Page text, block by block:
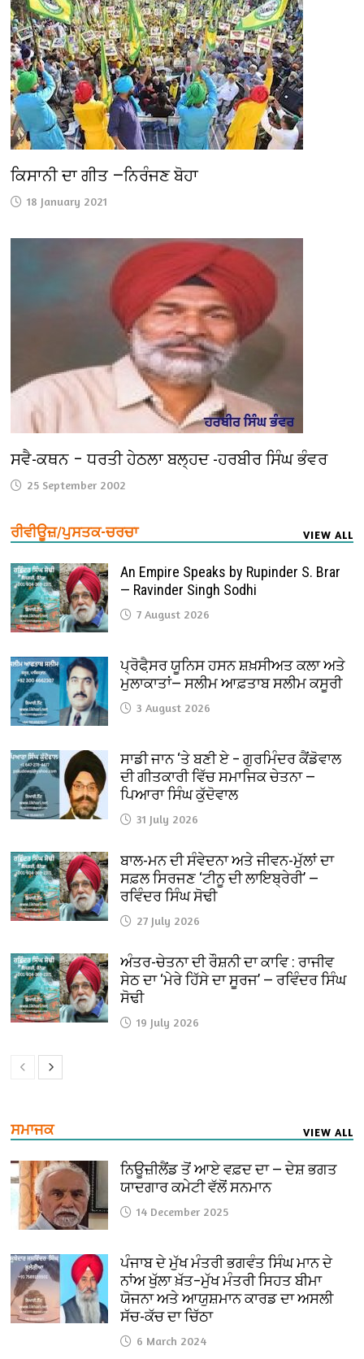
ਕਿਸਾਨੀ ਦਾ ਗੀਤ —ਨਿਰੰਜਣ ਬੋਹਾ
18 January 2021
ਸਵੈ-ਕਥਨ – ਧਰਤੀ ਹੇਠਲਾ ਬਲ੍ਹਦ -ਹਰਬੀਰ ਸਿੰਘ ਭੰਵਰ
25 September 2002
ਰੀਵੀਊਜ਼/ਪੁਸਤਕ-ਚਰਚਾ VIEW ALL
An Empire Speaks by Rupinder S. Brar
— Ravinder Singh Sodhi
7 August 2026
ਪ੍ਰੋਫੈ਼ਸਰ ਯੂਨਿਸ ਹਸਨ ਸ਼ਖ਼ਸੀਅਤ ਕਲਾ ਅਤੇ
ਮੁਲਾਕਾਤਾਂ— ਸਲੀਮ ਆਫ਼ਤਾਬ ਸਲੀਮ ਕਸੂਰੀ
3 August 2026
ਸਾਡੀ ਜਾਨ ‘ਤੇ ਬਣੀ ਏ – ਗੁਰਮਿੰਦਰ ਕੈਂਡੋਵਾਲ
ਦੀ ਗੀਤਕਾਰੀ ਵਿੱਚ ਸਮਾਜਿਕ ਚੇਤਨਾ —
ਪਿਆਰਾ ਸਿੰਘ ਕੁੱਦੋਵਾਲ
31 July 2026
ਬਾਲ-ਮਨ ਦੀ ਸੰਵੇਦਨਾ ਅਤੇ ਜੀਵਨ-ਮੁੱਲਾਂ ਦਾ
ਸਫ਼ਲ ਸਿਰਜਣ ‘ਟੀਨੂ ਦੀ ਲਾਇਬ੍ਰੇਰੀ’ —
ਰਵਿੰਦਰ ਸਿੰਘ ਸੋਢੀ
27 July 2026
ਅੰਤਰ-ਚੇਤਨਾ ਦੀ ਰੌਸ਼ਨੀ ਦਾ ਕਾਵਿ : ਰਾਜੀਵ
ਸੇਠ ਦਾ ‘ਮੇਰੇ ਹਿੱਸੇ ਦਾ ਸੂਰਜ’ — ਰਵਿੰਦਰ ਸਿੰਘ
ਸੋਢੀ
19 July 2026
ਸਮਾਜਕ VIEW ALL
ਨਿਊਜ਼ੀਲੈਂਡ ਤੋਂ ਆਏ ਵਫ਼ਦ ਦਾ — ਦੇਸ਼ ਭਗਤ
ਯਾਦਗਾਰ ਕਮੇਟੀ ਵੱਲੋਂ ਸਨਮਾਨ
14 December 2025
ਪੰਜਾਬ ਦੇ ਮੁੱਖ ਮੰਤਰੀ ਭਗਵੰਤ ਸਿੰਘ ਮਾਨ ਦੇ
ਨਾਂਅ ਖੁੱਲਾ ਖ਼ੱਤ–ਮੁੱਖ ਮੰਤਰੀ ਸਿਹਤ ਬੀਮਾ
ਯੋਜਨਾ ਅਤੇ ਆਯੁਸ਼ਮਾਨ ਕਾਰਡ ਦਾ ਅਸਲੀ
ਸੱਚ-ਕੱਚ ਦਾ ਚਿੱਠਾ
6 March 2024